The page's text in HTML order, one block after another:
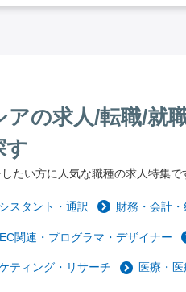
アの求人/転職/就
す
たい方に人気な職種の求人特集
スタント・通訳 財務・会計・
関連・プログラマ・デザイナー
ティング・リサーチ 医療・